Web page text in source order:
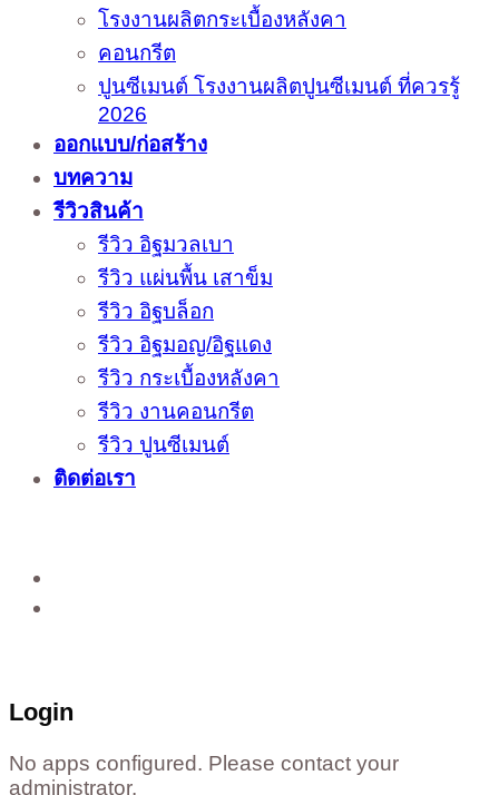
โรงงานผลิตกระเบื้องหลังคา
คอนกรีต
ปูนซีเมนต์ โรงงานผลิตปูนซีเมนต์ ที่ควรรู้
2026
ออกแบบ/ก่อสร้าง
บทความ
รีวิวสินค้า
รีวิว อิฐมวลเบา
รีวิว แผ่นพื้น เสาข็ม
รีวิว อิฐบล็อก
รีวิว อิฐมอญ/อิฐแดง
รีวิว กระเบื้องหลังคา
รีวิว งานคอนกรีต
รีวิว ปูนซีเมนต์
ติดต่อเรา
Login
No apps configured. Please contact your
administrator.